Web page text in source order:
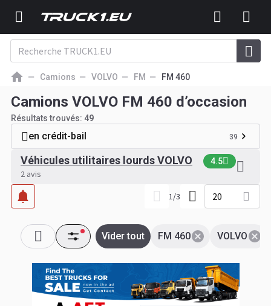
Camions VOLVO FM FM 460
Camions VOLVO FM 460 d’occasion
Résultats trouvés: 49
en crédit-bail 39
Véhicules utilitaires lourds VOLVO 4.5
2 avis
1/3 20
VOLVO
FM 460
Vider tout